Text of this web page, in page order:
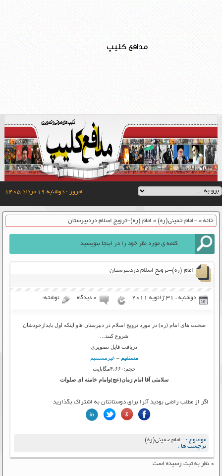
مدافع کلیپ
امروز : دوشنبه ۱۹ مرداد ۱۴۰۵
خانه» -امام خمینی(ره) » امام (ره)-ترویج اسلام دردبیرستان
امام (ره)-ترویج اسلام دردبیرستان
دوشنبه ، 31 ژانویه 2011 ۰ دیدگاه نوشته:
صحبت های امام (ره) در مورد ترویج اسلام در دبیرستان هاو اینکه اول بایدازخودشان
شروع کنند…
دریافت فایل تصویری
مستقیم –غیرمستقیم
حجم:۴،۶۶۰مگابایت
سلامتی آقا امام زمان(عج)وامام خامنه ای صلوات
اگر از مطلب راضی بودید آنرا برای دوستانتان به اشتراک بگذارید
موضوع :-امام خمینی(ره)
برچسب ها :
۰ نظر به ثبت رسیده است